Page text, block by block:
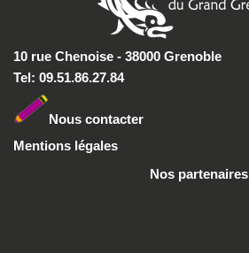
10 rue Chenoise - 38000 Grenoble
Tel: 09.51.86.27.84
Nous contacter
Mentions légales
Nos partenaires